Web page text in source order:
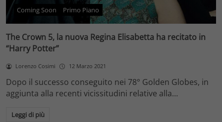
Coming Soon Primo Piano
The Crown 5, la nuova Regina Elisabetta ha recitato in
“Harry Potter”
Lorenzo Cosimi 12 Marzo 2021
Dopo il successo conseguito nei 78° Golden Globes, in
aggiunta alla recenti vicissitudini relative alla…
Leggi di più